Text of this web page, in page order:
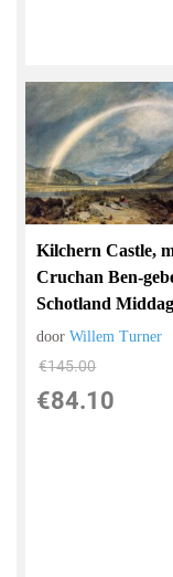
Kilchern Castle,
Cruchan Ben-
Schotland Middag
doorWillem Turner
€145.00
€84.10